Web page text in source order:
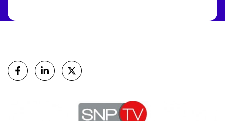
Partager
sur Facebook
sur Linkedinsur X (Twitter)